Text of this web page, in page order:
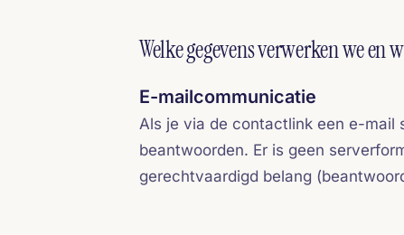
Welke gegevens verwerken we en
E-mailcommunicatie
Als je via de contactlink een e-mail
beantwoorden. Er is geen
gerechtvaardigd belang